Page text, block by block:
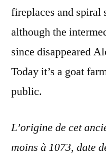
fireplaces and spiral
although the
since disappeared
Today it’s a goat
public.
L’origine de cet
moins à 1073, date